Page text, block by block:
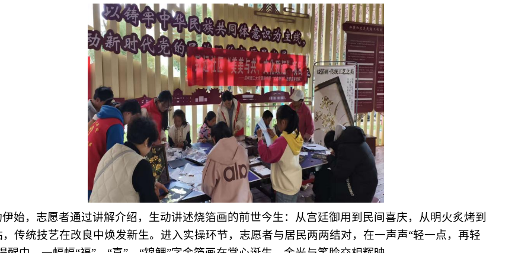
伊始，志愿者通过讲解介绍，生动讲述烧箔画的前世今生：从宫廷御用到民间喜庆，从明火炙烤到
传统技艺在改良中焕发新生。进入实操环节， 志愿者与居民两两结对， 在一声声“轻一点，再轻